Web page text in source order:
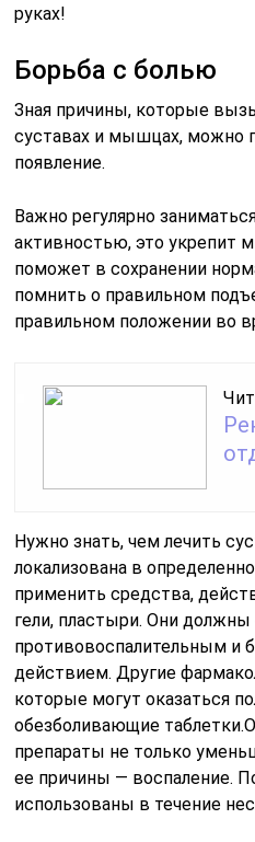
руках!
Борьба с болью
Зная причины, которые
суставах и мышцах, можно
появление.
Важно регулярно
активностью, это укрепит
поможет в сохранении
помнить о правильном
правильном положении во
Нужно знать, чем лечить
локализована в
применить средства,
гели, пластыри. Они
противовоспалительным и
действием. Другие
которые могут оказаться
обезболивающие
препараты не только
ее причины — воспаление.
использованы в течение